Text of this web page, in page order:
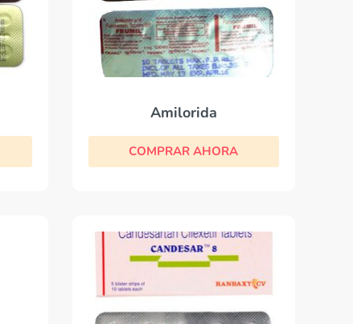
Amilorida
COMPRAR AHORA